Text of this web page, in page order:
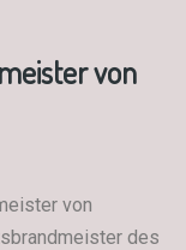
von
von
des